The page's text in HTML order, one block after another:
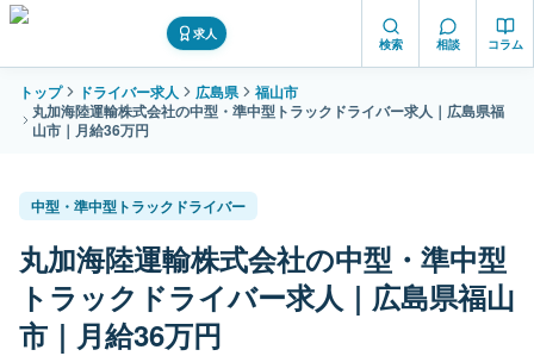
求人
検索 相談 コラム
トップ ドライバー求人 広島県
福山市
丸加海陸運輸株式会社の中型・準中型トラックドライバー求人｜広島県福
山市｜月給36万円
中型・準中型トラックドライバー
丸加海陸運輸株式会社の中型・準中型
トラックドライバー求人｜広島県福山
市｜月給36万円